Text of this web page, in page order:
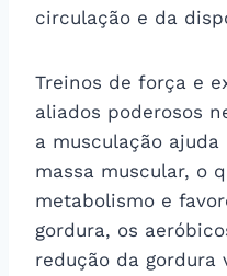
circulação e da
Treinos de força e
aliados poderosos
a musculação
massa muscular, o
metabolismo e
gordura, os
redução da